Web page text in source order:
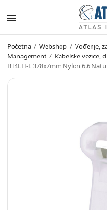
Početna / Webshop / Vođenje,
Management / Kabelske vezice,
BT4LH-L 378x7mm Nylon 6.6